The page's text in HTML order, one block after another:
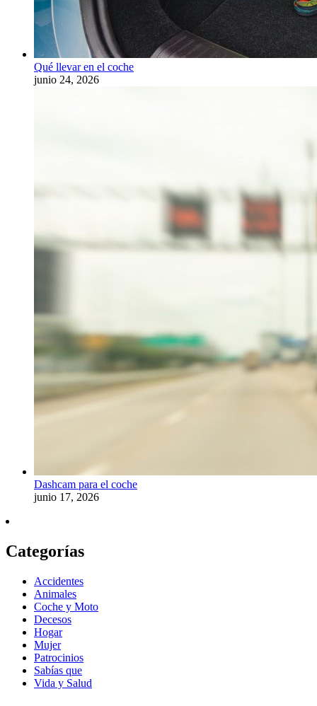
Qué llevar en el coche
junio 24, 2026
Dashcam para el coche
junio 17, 2026
Categorías
Accidentes
Animales
Coche y Moto
Decesos
Hogar
Mujer
Patrocinios
Sabías que
Vida y Salud